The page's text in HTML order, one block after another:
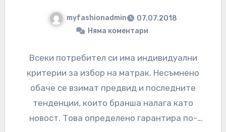
myfashionadmin
07.07.2018
Няма коментари
Всеки потребител си има индивидуални
критерии за избор на матрак. Несъмнено
обаче се взимат предвид и последните
тенденции, които бранша налага като
новост. Това определено гарантира по-